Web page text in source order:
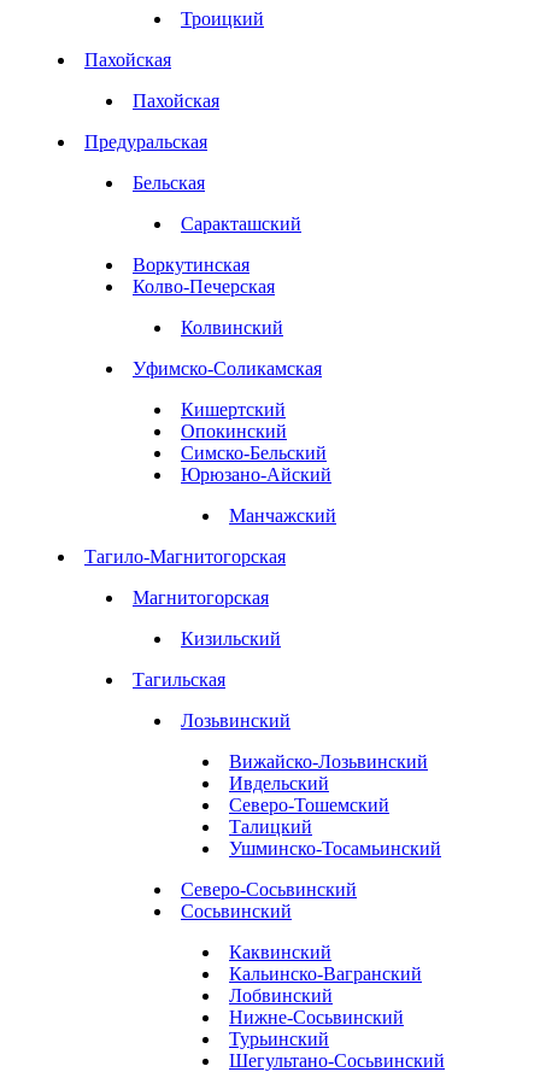
Троицкий
Пахойская
Пахойская
Предуральская
Бельская
Саракташский
Воркутинская
Колво-Печерская
Колвинский
Уфимско-Соликамская
Кишертский
Опокинский
Симско-Бельский
Юрюзано-Айский
Манчажский
Тагило-Магнитогорская
Магнитогорская
Кизильский
Тагильская
Лозьвинский
Вижайско-Лозьвинский
Ивдельский
Северо-Тошемский
Талицкий
Ушминско-Тосамьинский
Северо-Сосьвинский
Сосьвинский
Каквинский
Кальинско-Вагранский
Лобвинский
Нижне-Сосьвинский
Турьинский
Шегультано-Сосьвинский